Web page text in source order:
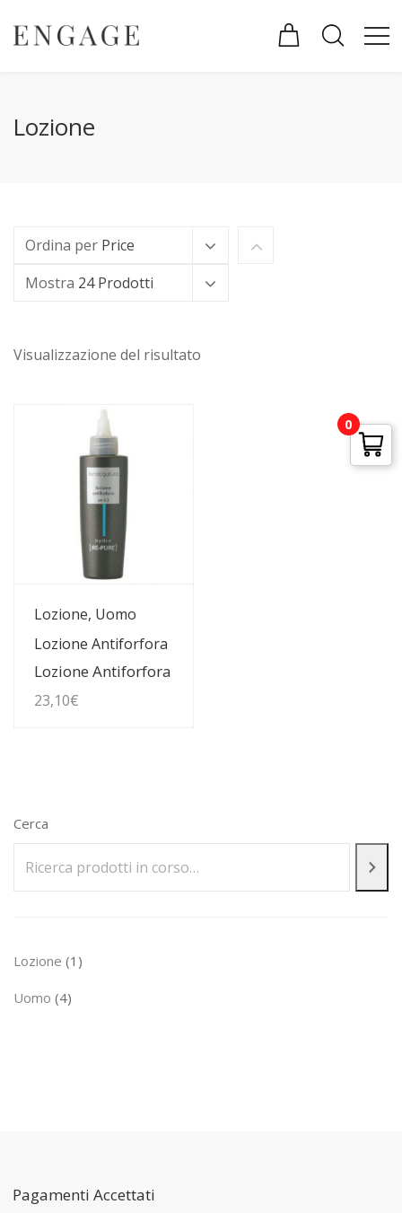
Lozione
Ordina per Price
Mostra 24 Prodotti
Visualizzazione del risultato
Guarda Dettagli
Lozione, Uomo
Lozione Antiforfora
Lozione Antiforfora
23,10€
Cerca
Lozione 1 1
Uomo 44
Pagamenti Accettati
0